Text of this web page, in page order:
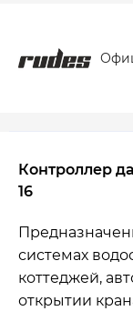
Контроллер
16
системах
коттеджей,
открытии